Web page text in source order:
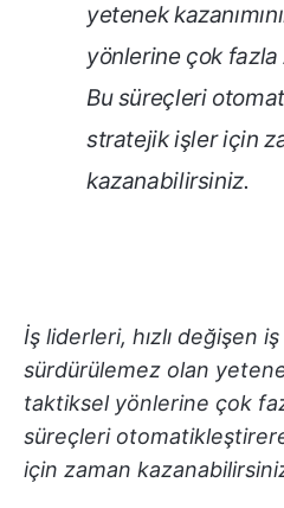
yetenek
yönlerine çok fazla
Bu süreçleri
stratejik işler için
kazanabilirsiniz.
İş liderleri, hızlı değişen
sürdürülemez olan
taktiksel yönlerine çok
süreçleri
için zaman